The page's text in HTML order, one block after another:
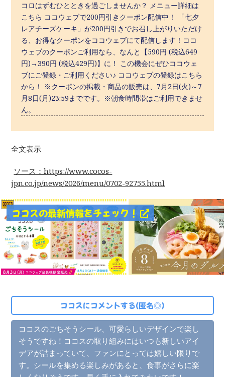
コロはずむひとときを過ごしませんか？ メニュー詳細は
こちら ココウェブで200円引きクーポン配信中！ 「七夕
レアチーズケーキ」が200円引きでお召し上がりいただけ
る、お得なクーポンをココウェブにて配信します！ココ
ウェブのクーポンご利用なら、なんと【590円 (税込649
円)→390円 (税込429円)】に！ この機会にぜひココウェ
ブにご登録・ご利用ください♪ ココウェブの登録はこちら
から！ ※クーポンの掲載・商品の販売は、7月2日(火)～7
月8日(月)23:59までです。※朝食時間帯はご利用できませ
ん。
全文表示
ソース：https://www.cocos-
jpn.co.jp/news/2026/menu/0702-92755.html
ココスの最新情報をチェック！
ココスにコメントする(匿名◎)
ココスのごちそうシール、可愛らしいデザインで楽し
そうですね！ココスの取り組みにはいつも新しいアイ
デアが詰まっていて、ファンにとっては嬉しい限りで
す。シールを集める楽しみがあると、食事がさらに楽